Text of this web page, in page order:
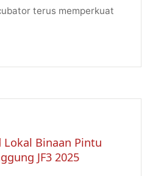
terus memperkuat
Binaan Pintu
JF3 2025